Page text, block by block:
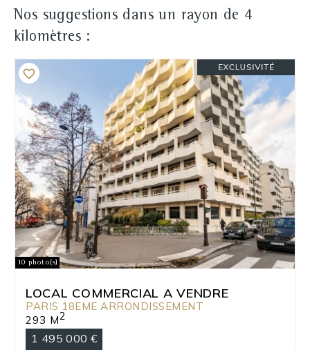
Nos suggestions dans un rayon de 4
kilomètres :
10 photo(s)
LOCAL COMMERCIAL A VENDRE
PARIS 18EME ARRONDISSEMENT
293 M2
1 495 000 €